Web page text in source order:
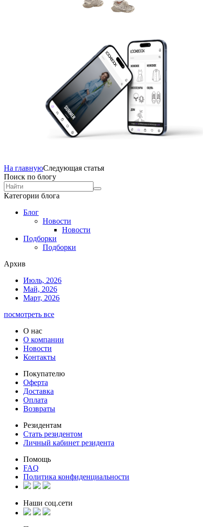
На главнуюСледующая статья
Поиск по блогу
Категории блога
Блог
Новости
Новости
Подборки
Подборки
Архив
Июль, 2026
Май, 2026
Март, 2026
посмотреть все
О нас
О компании
Новости
Контакты
Покупателю
Оферта
Доставка
Оплата
Возвраты
Резидентам
Стать резидентом
Личный кабинет резидента
Помощь
FAQ
Политика конфиденциальности
Наши соц.сети